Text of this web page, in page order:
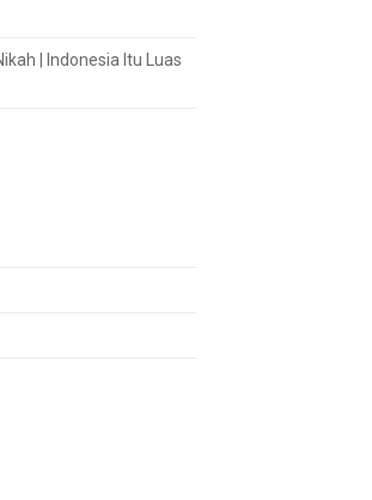
| Indonesia Itu Luas